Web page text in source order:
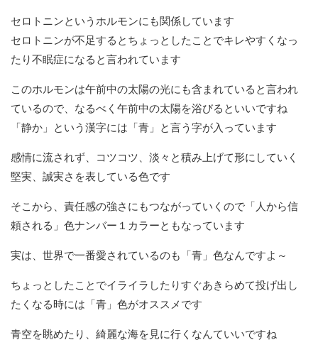
セロトニンというホルモンにも関係しています
セロトニンが不足するとちょっとしたことでキレやすくなっ
たり不眠症になると言われています
このホルモンは午前中の太陽の光にも含まれていると言われ
ているので、なるべく午前中の太陽を浴びるといいですね
「静か」という漢字には「青」と言う字が入っています
感情に流されず、コツコツ、淡々と積み上げて形にしていく
堅実、誠実さを表している色です
そこから、責任感の強さにもつながっていくので「人から信
頼される」色ナンバー１カラーともなっています
実は、世界で一番愛されているのも「青」色なんですよ～
ちょっとしたことでイライラしたりすぐあきらめて投げ出し
たくなる時には「青」色がオススメです
青空を眺めたり、綺麗な海を見に行くなんていいですね